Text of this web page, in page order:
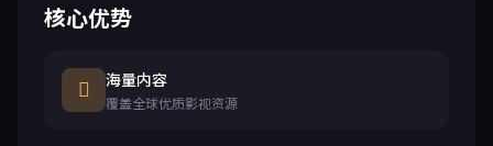
核心优势
海量内容
覆盖全球优质影视资源